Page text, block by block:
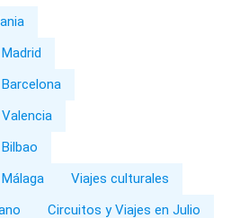
Viajes culturales
Circuitos y Viajes en Julio